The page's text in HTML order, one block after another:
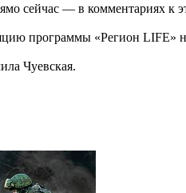
сейчас — в комментариях к
программы «Регион LIFE»
Чуевская.